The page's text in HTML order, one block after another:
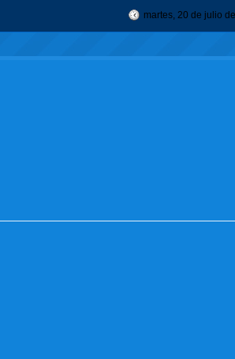
martes, 20 de julio